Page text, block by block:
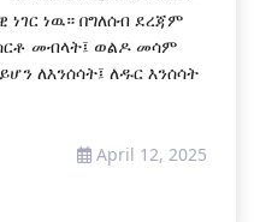
ነዉ። በግለሰብ ደረጃም
መብላት፤ ወልዶ መሳም
ለእንሰሳት፤ ለዱር እንሰሳት
April 12, 2025